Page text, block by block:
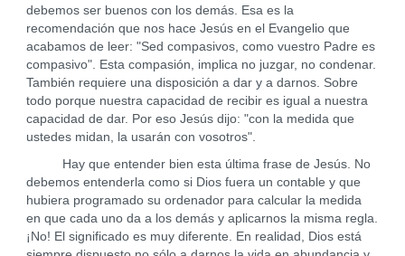
debemos ser buenos con los demás. Esa es la
recomendación que nos hace Jesús en el Evangelio que
acabamos de leer: "Sed compasivos, como vuestro Padre es
compasivo". Esta compasión, implica no juzgar, no condenar.
También requiere una disposición a dar y a darnos. Sobre
todo porque nuestra capacidad de recibir es igual a nuestra
capacidad de dar. Por eso Jesús dijo: "con la medida que
ustedes midan, la usarán con vosotros".
Hay que entender bien esta última frase de Jesús. No
debemos entenderla como si Dios fuera un contable y que
hubiera programado su ordenador para calcular la medida
en que cada uno da a los demás y aplicarnos la misma regla.
¡No! El significado es muy diferente. En realidad, Dios está